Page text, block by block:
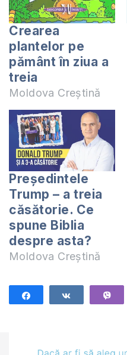
Crearea
plantelor pe
pământ în ziua a
treia
Moldova Creștină
Președintele
Trump – a treia
căsătorie. Ce
spune Biblia
despre asta?
Moldova Creștină